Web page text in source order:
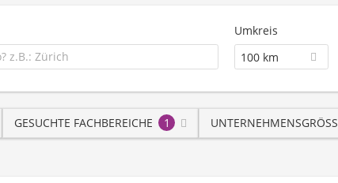
Umkreis
100 km
GESUCHTE FACHBEREICHE 1 UNTERNEHMENSGRÖSSE